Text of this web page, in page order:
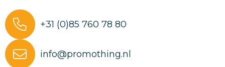
+31 (0)85 760 78 80
info@promothing.nl